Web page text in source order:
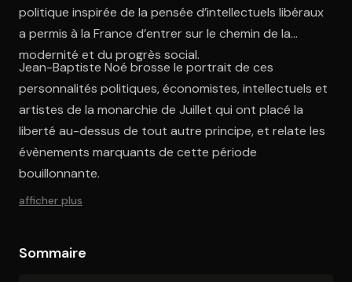
politique inspirée de la pensée d’intellectuels libéraux
a permis à la France d’entrer sur le chemin de la
modernité et du progrès social.
Jean-Baptiste Noé brosse le portrait de ces
personnalités politiques, économistes, intellectuels et
artistes de la monarchie de Juillet qui ont placé la
liberté au-dessus de tout autre principe, et relate les
évènements marquants de cette période
bouillonnante.
afficher plus
Sommaire